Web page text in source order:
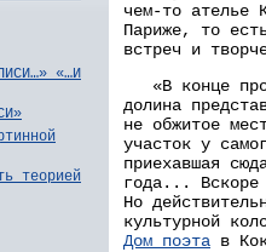
«…И
теорией
чем-то ателье
Париже, то
встреч и
«В конце
долина
не обжитое
участок у
приехавшая
года... Вскоре
Но
культурной
Дом поэта в